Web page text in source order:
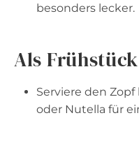
besonders lecker.
Als Frühstück
Serviere den
oder Nutella für